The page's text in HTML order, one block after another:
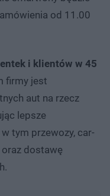
od 11.00
i klientów w 45
firmy jest
aut na rzecz
lepsze
tym przewozy, car-
dostawę